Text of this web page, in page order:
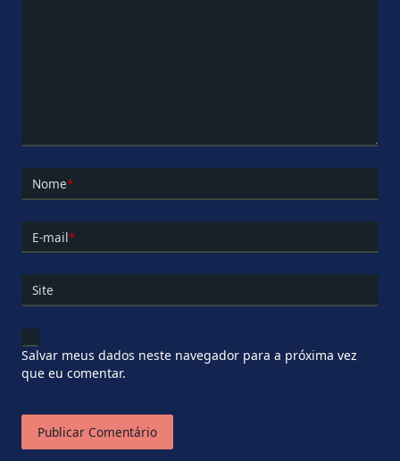
Nome*
E-mail*
Site
Salvar meus dados neste navegador para a próxima vez
que eu comentar.